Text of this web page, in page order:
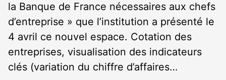
la Banque de France nécessaires aux chefs
d’entreprise » que l’institution a présenté le
4 avril ce nouvel espace. Cotation des
entreprises, visualisation des indicateurs
clés (variation du chiffre d’affaires…